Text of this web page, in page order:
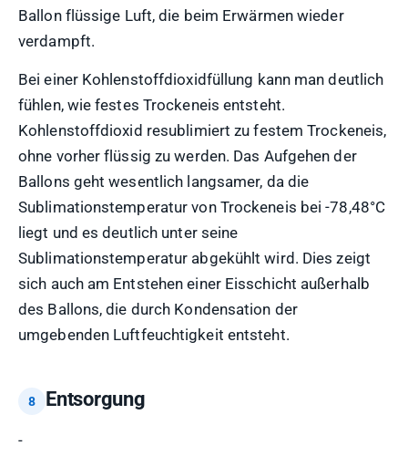
Ballon flüssige Luft, die beim Erwärmen wieder
verdampft.
Bei einer Kohlenstoffdioxidfüllung kann man deutlich
fühlen, wie festes Trockeneis entsteht.
Kohlenstoffdioxid resublimiert zu festem Trockeneis,
ohne vorher flüssig zu werden. Das Aufgehen der
Ballons geht wesentlich langsamer, da die
Sublimationstemperatur von Trockeneis bei -78,48°C
liegt und es deutlich unter seine
Sublimationstemperatur abgekühlt wird. Dies zeigt
sich auch am Entstehen einer Eisschicht außerhalb
des Ballons, die durch Kondensation der
umgebenden Luftfeuchtigkeit entsteht.
Entsorgung
-